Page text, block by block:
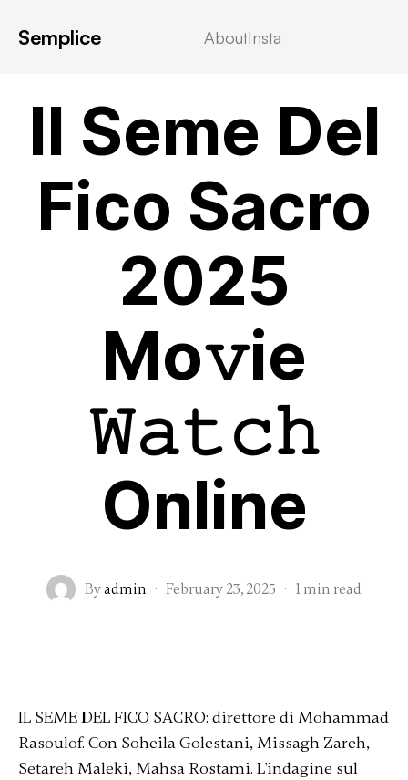
Semplice AboutInsta
Il Seme Del
Fico Sacro
2025
Mo𝚟ie
𝚆𝚊𝚝𝚌𝚑
Online
Byadmin · February 23, 2025 · 1 min read
IL SEME DEL FICO SACRO: direttore di Mohammad
Rasoulof. Con Soheila Golestani, Missagh Zareh,
Setareh Maleki, Mahsa Rostami. L'indagine sul